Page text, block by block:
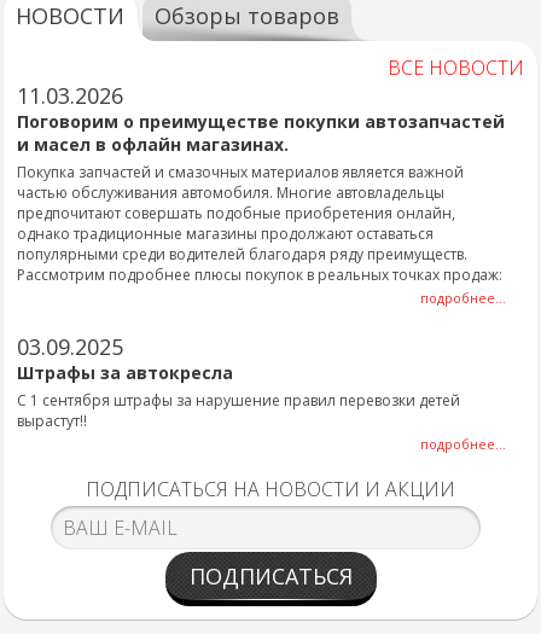
НОВОСТИ Обзоры товаров
ВСЕ НОВОСТИ
11.03.2026
Поговорим о преимуществе покупки автозапчастей
и масел в офлайн магазинах.
Покупка запчастей и смазочных материалов является важной
частью обслуживания автомобиля. Многие автовладельцы
предпочитают совершать подобные приобретения онлайн,
однако традиционные магазины продолжают оставаться
популярными среди водителей благодаря ряду преимуществ.
Рассмотрим подробнее плюсы покупок в реальных точках продаж:
подробнее...
03.09.2025
Штрафы за автокресла
С 1 сентября штрафы за нарушение правил перевозки детей
вырастут!!
подробнее...
ПОДПИСАТЬСЯ НА НОВОСТИ И АКЦИИ
ПОДПИСАТЬСЯ